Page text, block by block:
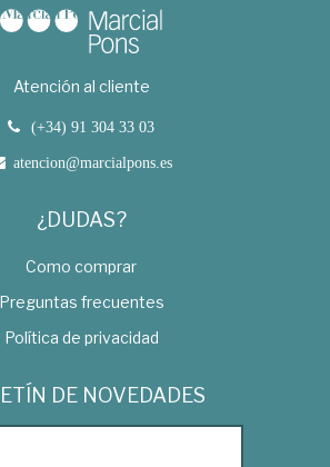
Atención al cliente
(+34) 91 304 33 03
atencion@marcialpons.es
¿DUDAS?
Como comprar
Preguntas frecuentes
Política de privacidad
DE NOVEDADES